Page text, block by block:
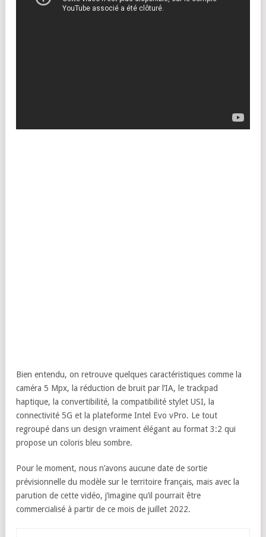
Bien entendu, on retrouve quelques caractéristiques comme la
caméra 5 Mpx, la réduction de bruit par l’IA, le trackpad
haptique, la convertibilité, la compatibilité stylet USI, la
connectivité 5G et la plateforme Intel Evo vPro. Le tout
regroupé dans un design vraiment élégant au format 3:2 qui
propose un coloris bleu sombre.
Pour le moment, nous n’avons aucune date de sortie
prévisionnelle du modèle sur le territoire français, mais avec la
parution de cette vidéo, j’imagine qu’il pourrait être
commercialisé à partir de ce mois de juillet 2022.